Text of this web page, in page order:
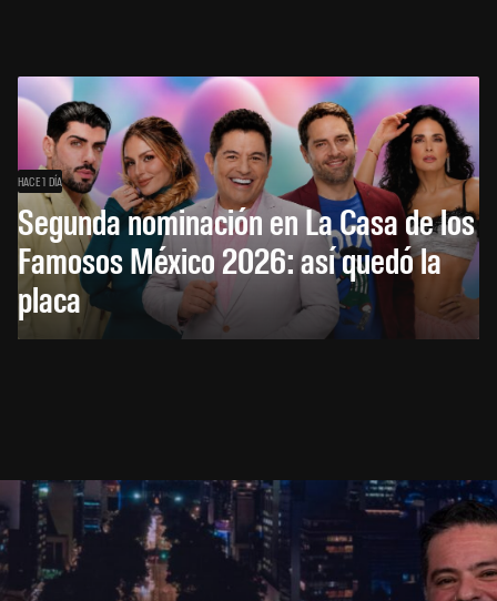
HACE 1 DÍA
Segunda nominación en La Casa de los
Famosos México 2026: así quedó la
placa